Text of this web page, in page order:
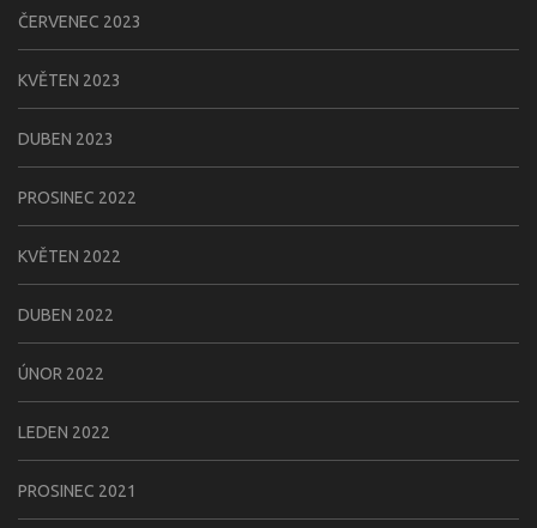
ČERVENEC 2023
KVĚTEN 2023
DUBEN 2023
PROSINEC 2022
KVĚTEN 2022
DUBEN 2022
ÚNOR 2022
LEDEN 2022
PROSINEC 2021